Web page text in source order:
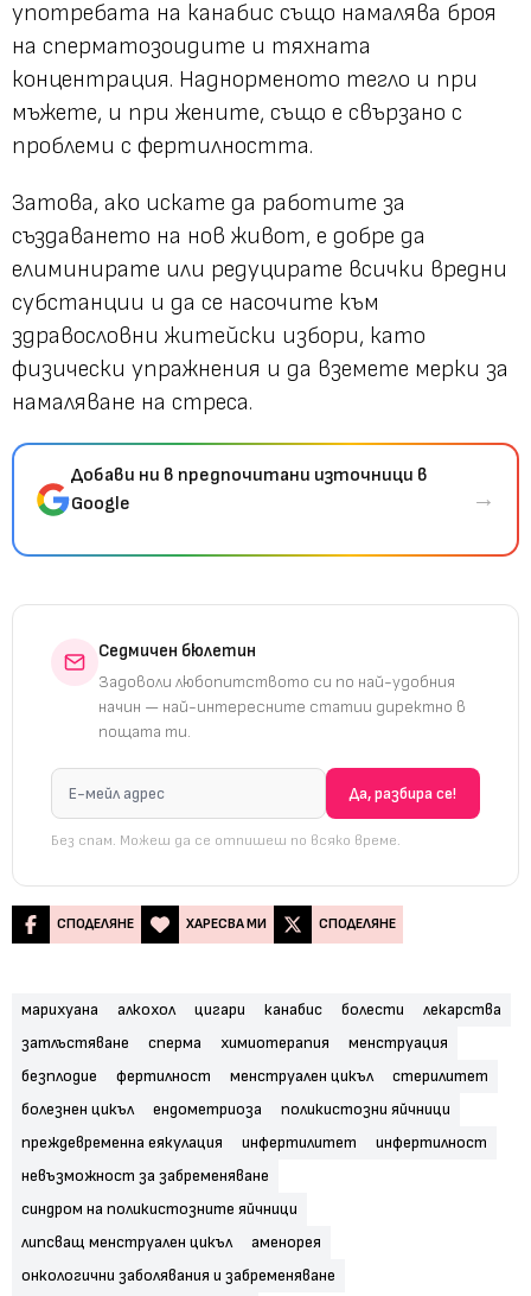
употребата на канабис също намалява броя
на сперматозоидите и тяхната
концентрация. Наднорменото тегло и при
мъжете, и при жените, също е свързано с
проблеми с фертилността.
Затова, ако искате да работите за
създаването на нов живот, е добре да
елиминирате или редуцирате всички вредни
субстанции и да се насочите към
здравословни житейски избори, като
физически упражнения и да вземете мерки за
намаляване на стреса.
Добави ни в предпочитани източници в
Google
→
Седмичен бюлетин
Задоволи любопитството си по най-удобния
начин — най-интересните статии директно в
пощата ти.
Без спам. Можеш да се отпишеш по всяко време.
СПОДЕЛЯНЕ ХАРЕСВА МИ СПОДЕЛЯНЕ
марихуана алкохол цигари канабис болести
лекарства
затлъстяване
сперма химиотерапия
менструация
безплодие
фертилност менструален цикъл
стерилитет
болезнен цикъл
ендометриоза
поликистозни яйчници
преждевременна еякулация
инфертилитет
инфертилност
невъзможност за забременяване
синдром на поликистозните яйчници
липсващ менструален цикъл
аменорея
онкологични заболявания и забременяване